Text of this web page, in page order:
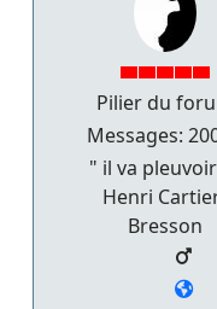
Pilier du
Messages:
" il va
Henri
Bresson